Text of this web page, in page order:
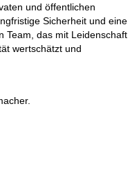
und öffentlichen
Sicherheit und eine
Team, das mit Leidenschaft
wertschätzt und